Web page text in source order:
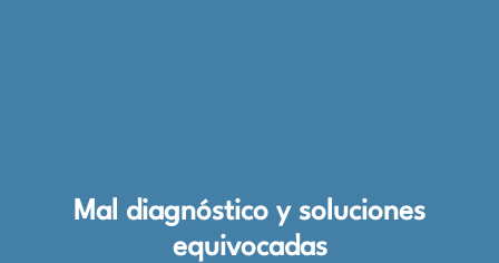
Mal diagnóstico y soluciones
equivocadas